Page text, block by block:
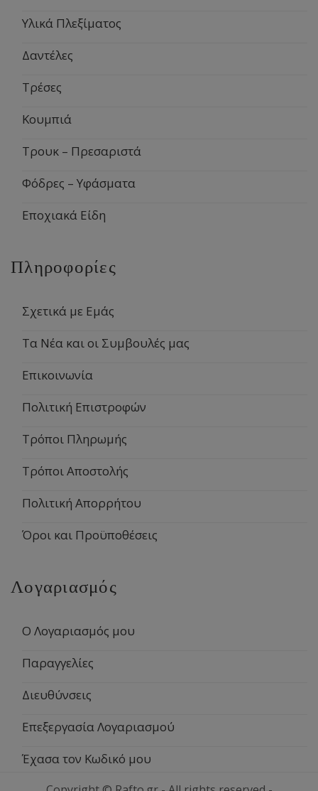
Υλικά Πλεξίματος
Δαντέλες
Τρέσες
Κουμπιά
Τρουκ – Πρεσαριστά
Φόδρες – Υφάσματα
Εποχιακά Είδη
Πληροφορίες
Σχετικά με Εμάς
Τα Νέα και οι Συμβουλές μας
Επικοινωνία
Πολιτική Επιστροφών
Τρόποι Πληρωμής
Τρόποι Αποστολής
Πολιτική Απορρήτου
Όροι και Προϋποθέσεις
Λογαριασμός
Ο Λογαριασμός μου
Παραγγελίες
Διευθύνσεις
Επεξεργασία Λογαριασμού
Έχασα τον Κωδικό μου